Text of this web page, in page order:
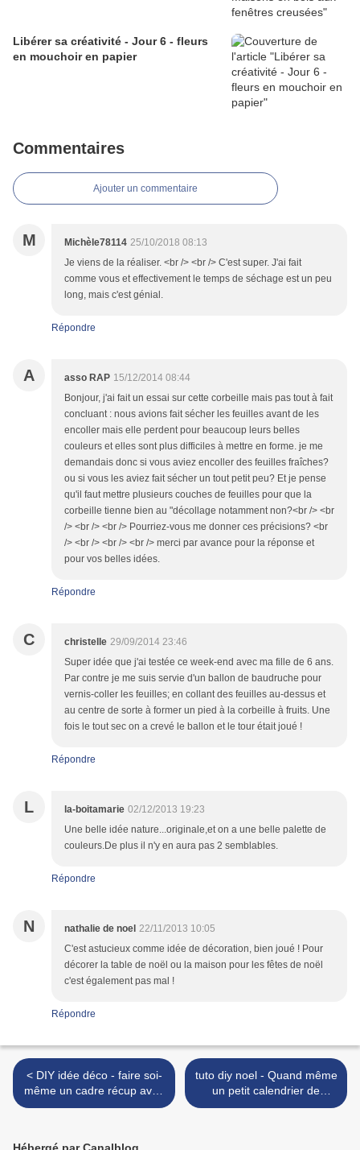
Libérer sa créativité - Jour 6 - fleurs
en mouchoir en papier
Commentaires
Ajouter un commentaire
M Michèle78114 25/10/2018 08:13
Je viens de la réaliser. <br /> <br /> C'est super. J'ai fait
comme vous et effectivement le temps de séchage est un peu
long, mais c'est génial.
Répondre
A asso RAP 15/12/2014 08:44
Bonjour, j'ai fait un essai sur cette corbeille mais pas tout à fait
concluant : nous avions fait sécher les feuilles avant de les
encoller mais elle perdent pour beaucoup leurs belles
couleurs et elles sont plus difficiles à mettre en forme. je me
demandais donc si vous aviez encoller des feuilles fraîches?
ou si vous les aviez fait sécher un tout petit peu? Et je pense
qu'il faut mettre plusieurs couches de feuilles pour que la
corbeille tienne bien au "décollage notamment non?<br /> <br
/> <br /> <br /> Pourriez-vous me donner ces précisions? <br
/> <br /> <br /> <br /> merci par avance pour la réponse et
pour vos belles idées.
Répondre
C christelle 29/09/2014 23:46
Super idée que j'ai testée ce week-end avec ma fille de 6 ans.
Par contre je me suis servie d'un ballon de baudruche pour
vernis-coller les feuilles; en collant des feuilles au-dessus et
au centre de sorte à former un pied à la corbeille à fruits. Une
fois le tout sec on a crevé le ballon et le tour était joué !
Répondre
L la-boitamarie 02/12/2013 19:23
Une belle idée nature...originale,et on a une belle palette de
couleurs.De plus il n'y en aura pas 2 semblables.
Répondre
N nathalie de noel 22/11/2013 10:05
C'est astucieux comme idée de décoration, bien joué ! Pour
décorer la table de noël ou la maison pour les fêtes de noël
c'est également pas mal !
Répondre
< DIY idée déco - faire soi-
même un cadre récup avec
du bois de palettes
tuto diy noel - Quand même
un petit calendrier de
l'Avent bricolé ! >